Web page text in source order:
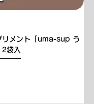
リメント「uma-sup う
袋入